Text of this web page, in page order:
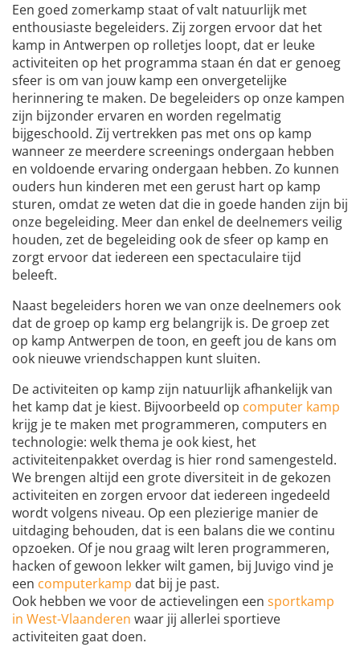
Een goed zomerkamp staat of valt natuurlijk met
enthousiaste begeleiders. Zij zorgen ervoor dat het
kamp in Antwerpen op rolletjes loopt, dat er leuke
activiteiten op het programma staan én dat er genoeg
sfeer is om van jouw kamp een onvergetelijke
herinnering te maken. De begeleiders op onze kampen
zijn bijzonder ervaren en worden regelmatig
bijgeschoold. Zij vertrekken pas met ons op kamp
wanneer ze meerdere screenings ondergaan hebben
en voldoende ervaring ondergaan hebben. Zo kunnen
ouders hun kinderen met een gerust hart op kamp
sturen, omdat ze weten dat die in goede handen zijn bij
onze begeleiding. Meer dan enkel de deelnemers veilig
houden, zet de begeleiding ook de sfeer op kamp en
zorgt ervoor dat iedereen een spectaculaire tijd
beleeft.
Naast begeleiders horen we van onze deelnemers ook
dat de groep op kamp erg belangrijk is. De groep zet
op kamp Antwerpen de toon, en geeft jou de kans om
ook nieuwe vriendschappen kunt sluiten.
De activiteiten op kamp zijn natuurlijk afhankelijk van
het kamp dat je kiest. Bijvoorbeeld op computer kamp
krijg je te maken met programmeren, computers en
technologie: welk thema je ook kiest, het
activiteitenpakket overdag is hier rond samengesteld.
We brengen altijd een grote diversiteit in de gekozen
activiteiten en zorgen ervoor dat iedereen ingedeeld
wordt volgens niveau. Op een plezierige manier de
uitdaging behouden, dat is een balans die we continu
opzoeken. Of je nou graag wilt leren programmeren,
hacken of gewoon lekker wilt gamen, bij Juvigo vind je
een computerkamp dat bij je past.
Ook hebben we voor de actievelingen een sportkamp
in West-Vlaanderen waar jij allerlei sportieve
activiteiten gaat doen.